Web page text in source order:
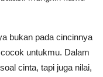
bukan pada cincinnya
untukmu. Dalam
cinta, tapi juga nilai,